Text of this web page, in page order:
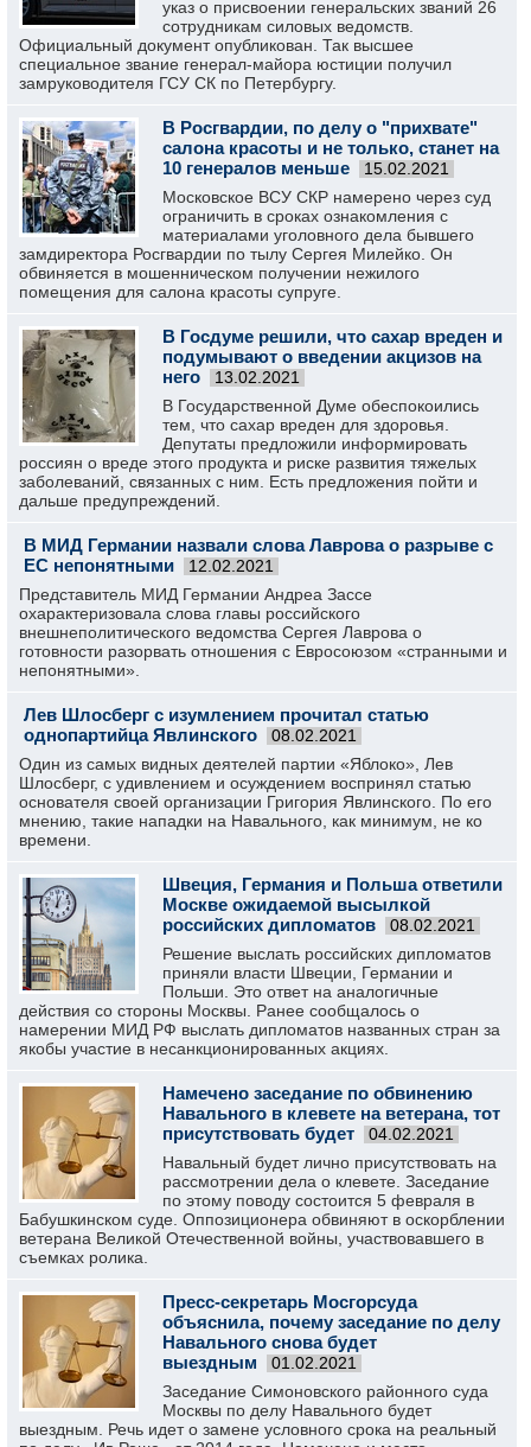
указ о присвоении генеральских званий 26
сотрудникам силовых ведомств.
Официальный документ опубликован. Так высшее
специальное звание генерал-майора юстиции получил
замруководителя ГСУ СК по Петербургу.
В Росгвардии, по делу о "прихвате"
салона красоты и не только, станет на
10 генералов меньше
15.02.2021
Московское ВСУ СКР намерено через суд
ограничить в сроках ознакомления с
материалами уголовного дела бывшего
замдиректора Росгвардии по тылу Сергея Милейко. Он
обвиняется в мошенническом получении нежилого
помещения для салона красоты супруге.
В Госдуме решили, что сахар вреден и
подумывают о введении акцизов на
него
13.02.2021
В Государственной Думе обеспокоились
тем, что сахар вреден для здоровья.
Депутаты предложили информировать
россиян о вреде этого продукта и риске развития тяжелых
заболеваний, связанных с ним. Есть предложения пойти и
дальше предупреждений.
В МИД Германии назвали слова Лаврова о разрыве с
ЕС непонятными
12.02.2021
Представитель МИД Германии Андреа Зассе
охарактеризовала слова главы российского
внешнеполитического ведомства Сергея Лаврова о
готовности разорвать отношения с Евросоюзом «странными и
непонятными».
Лев Шлосберг с изумлением прочитал статью
однопартийца Явлинского
08.02.2021
Один из самых видных деятелей партии «Яблоко», Лев
Шлосберг, с удивлением и осуждением воспринял статью
основателя своей организации Григория Явлинского. По его
мнению, такие нападки на Навального, как минимум, не ко
времени.
Швеция, Германия и Польша ответили
Москве ожидаемой высылкой
российских дипломатов
08.02.2021
Решение выслать российских дипломатов
приняли власти Швеции, Германии и
Польши. Это ответ на аналогичные
действия со стороны Москвы. Ранее сообщалось о
намерении МИД РФ выслать дипломатов названных стран за
якобы участие в несанкционированных акциях.
Намечено заседание по обвинению
Навального в клевете на ветерана, тот
присутствовать будет
04.02.2021
Навальный будет лично присутствовать на
рассмотрении дела о клевете. Заседание
по этому поводу состоится 5 февраля в
Бабушкинском суде. Оппозиционера обвиняют в оскорблении
ветерана Великой Отечественной войны, участвовавшего в
съемках ролика.
Пресс-секретарь Мосгорсуда
объяснила, почему заседание по делу
Навального снова будет
выездным
01.02.2021
Заседание Симоновского районного суда
Москвы по делу Навального будет
выездным. Речь идет о замене условного срока на реальный